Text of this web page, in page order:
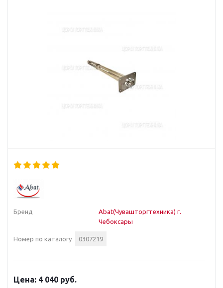
Бренд
Abat(Чувашторгтехника) г.
Чебоксары
Номер по каталогу 0307219
4 040 руб.